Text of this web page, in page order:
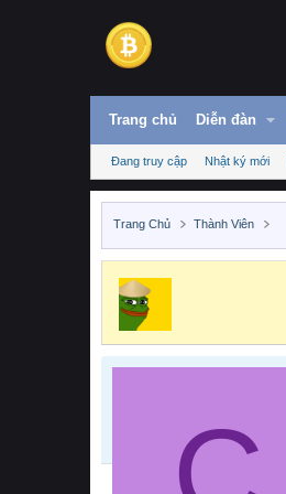
Trang chủ Diễn đàn
Đang truy cập Nhật ký mới
Trang Chủ Thành Viên